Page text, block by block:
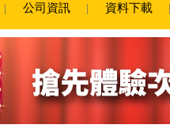
公司資訊 資料下載